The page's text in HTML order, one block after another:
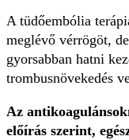
A tüdőembólia
meglévő vérrögöt,
gyorsabban hatni
trombusnövekedés
Az
előírás szerint,